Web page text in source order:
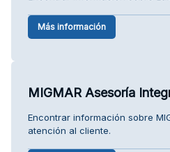
Más información
MIGMAR Asesoría
Encontrar información sobre
atención al cliente.